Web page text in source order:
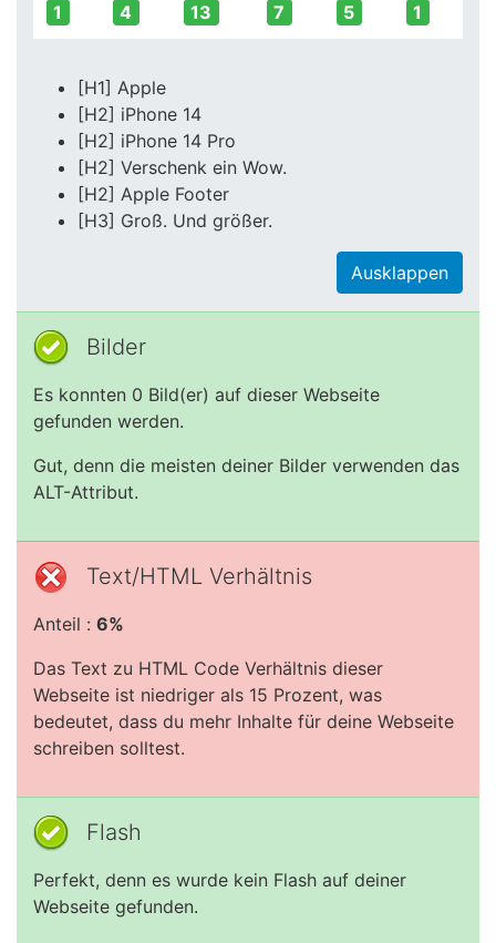
1 4 13 7 5 1
[H1] Apple
[H2] iPhone 14
[H2] iPhone 14 Pro
[H2] Verschenk ein Wow.
[H2] Apple Footer
[H3] Groß. Und größer.
Ausklappen
Bilder
Es konnten 0 Bild(er) auf dieser Webseite
gefunden werden.
Gut, denn die meisten deiner Bilder verwenden das
ALT-Attribut.
Text/HTML Verhältnis
Anteil : 6%
Das Text zu HTML Code Verhältnis dieser
Webseite ist niedriger als 15 Prozent, was
bedeutet, dass du mehr Inhalte für deine Webseite
schreiben solltest.
Flash
Perfekt, denn es wurde kein Flash auf deiner
Webseite gefunden.